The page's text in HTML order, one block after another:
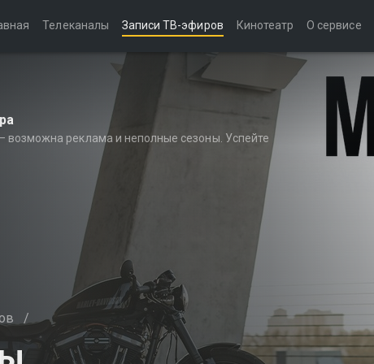
Телеканалы Записи ТВ-эфиров Кинотеатр О сервисе
возможна реклама и неполные сезоны. Успейте
/